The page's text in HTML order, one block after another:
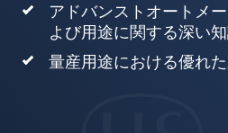
アドバンストオートメ
よび用途に関する深い
量産用途における優れ